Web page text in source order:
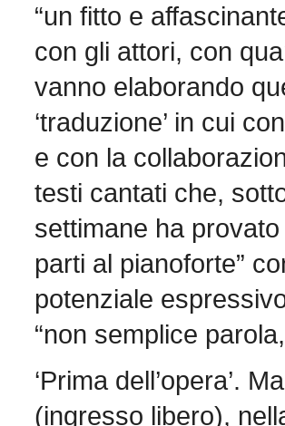
“un fitto e
con gli attori, con
vanno elaborando
‘traduzione’ in cui
e con la
testi cantati che,
settimane ha
parti al pianoforte”
potenziale
“non semplice
‘Prima dell’opera’.
(ingresso libero),